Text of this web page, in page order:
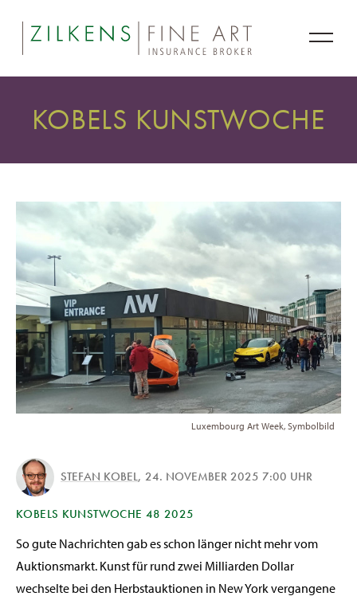
KOBELS KUNSTWOCHE
Luxembourg Art Week, Symbolbild
STEFAN KOBEL, 24. NOVEMBER 2025 7:00 UHR
KOBELS KUNSTWOCHE 48 2025
So gute Nachrichten gab es schon länger nicht mehr vom
Auktionsmarkt. Kunst für rund zwei Milliarden Dollar
wechselte bei den Herbstauktionen in New York vergangene